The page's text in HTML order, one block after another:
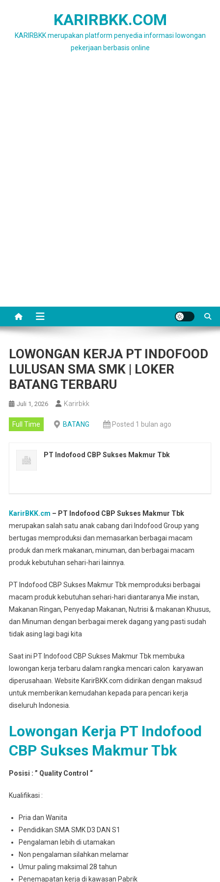
KARIRBKK.COM
KARIRBKK merupakan platform penyedia informasi lowongan
pekerjaan berbasis online
LOWONGAN KERJA PT INDOFOOD
LULUSAN SMA SMK | LOKER
BATANG TERBARU
Juli 1, 2026 Karirbkk
Full Time BATANG Posted 1 bulan ago
PT Indofood CBP Sukses Makmur Tbk
KarirBKK.cm – PT Indofood CBP Sukses Makmur Tbk
merupakan salah satu anak cabang dari Indofood Group yang
bertugas memproduksi dan memasarkan berbagai macam
produk dan merk makanan, minuman, dan berbagai macam
produk kebutuhan sehari-hari lainnya.
PT Indofood CBP Sukses Makmur Tbk memproduksi berbagai
macam produk kebutuhan sehari-hari diantaranya Mie instan,
Makanan Ringan, Penyedap Makanan, Nutrisi & makanan Khusus,
dan Minuman dengan berbagai merek dagang yang pasti sudah
tidak asing lagi bagi kita
Saat ini PT Indofood CBP Sukses Makmur Tbk membuka
lowongan kerja terbaru dalam rangka mencari calon karyawan
diperusahaan. Website KarirBKK.com didirikan dengan maksud
untuk memberikan kemudahan kepada para pencari kerja
diseluruh Indonesia.
Lowongan Kerja PT Indofood
CBP Sukses Makmur Tbk
Posisi : ” Quality Control “
Kualifikasi :
Pria dan Wanita
Pendidikan SMA SMK D3 DAN S1
Pengalaman lebih di utamakan
Non pengalaman silahkan melamar
Umur paling maksimal 28 tahun
Penemapatan kerja di kawasan Pabrik